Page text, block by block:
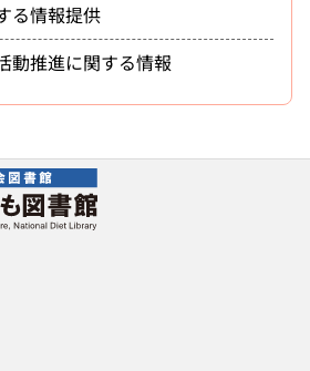
る情報提供
動推進に関する情報